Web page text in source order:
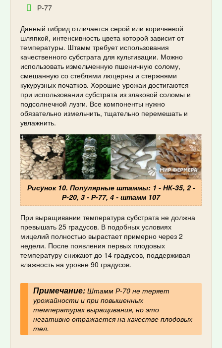
Р-77
Данный гибрид отличается серой или коричневой
шляпкой, интенсивность цвета которой зависит от
температуры. Штамм требует использования
качественного субстрата для культивации. Можно
использовать измельченную пшеничную солому,
смешанную со стеблями люцерны и стержнями
кукурузных початков. Хорошие урожаи достигаются
при использовании субстрата из злаковой соломы и
подсолнечной лузги. Все компоненты нужно
обязательно измельчить, тщательно перемешать и
увлажнить.
Рисунок 10. Популярные штаммы: 1 - НК-35, 2 -
Р-20, 3 - Р-77, 4 - штамм 107
При выращивании температура субстрата не должна
превышать 25 градусов. В подобных условиях
мицелий полностью вырастает примерно через 2
недели. После появления первых плодовых
температуру снижают до 14 градусов, поддерживая
влажность на уровне 90 градусов.
Примечание:Штамм Р-70 не теряет
урожайности и при повышенных
температурах выращивания, но это
негативно отражается на качестве плодовых
тел.